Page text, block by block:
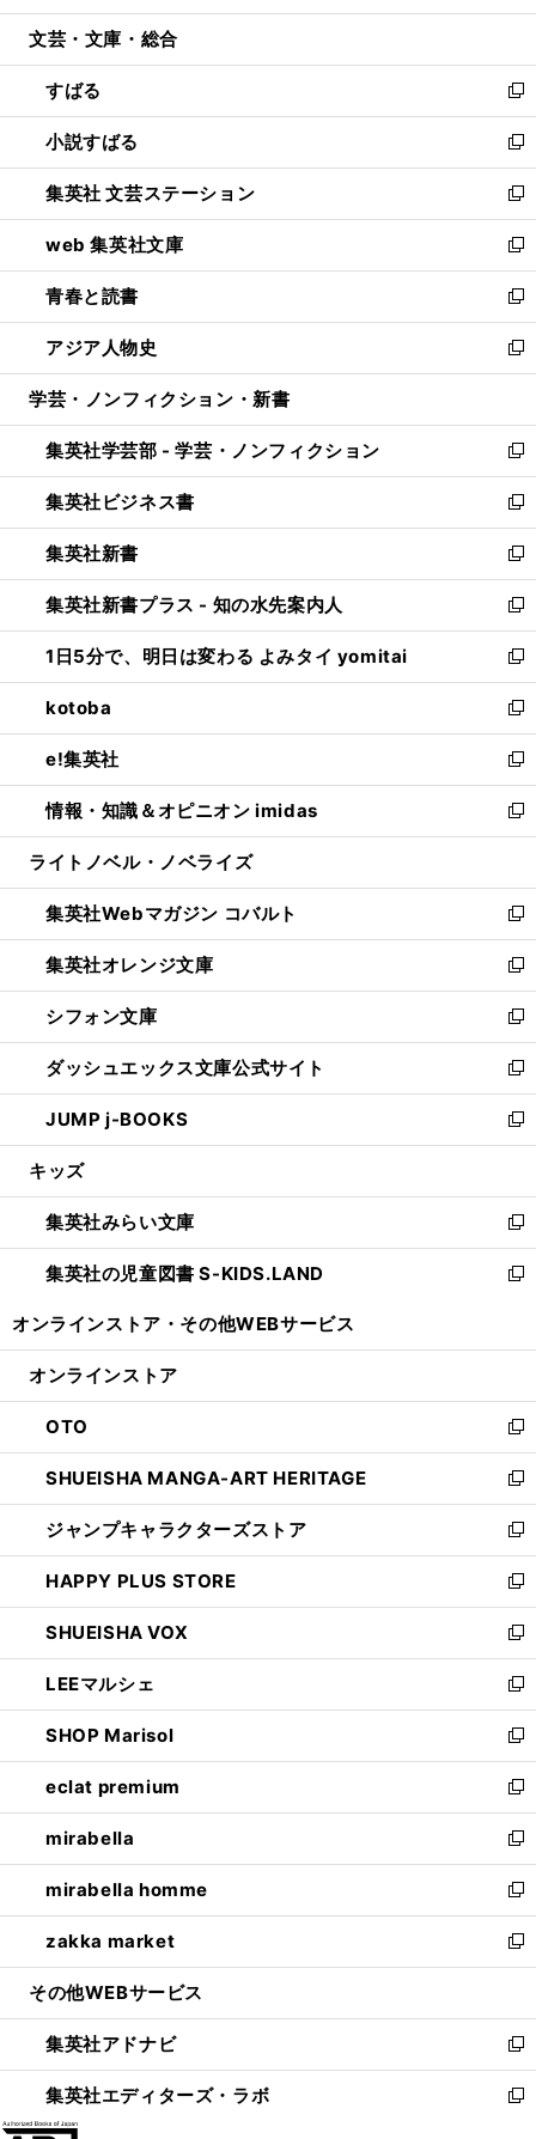
開
ウ
開
く
ン
ウ
で
開
く
ウ
ン
ド
ウ
で
開
く
文芸・文庫・総合
すばる
新
し
い
ウ
ィ
ン
ド
ウ
で
開
く
小説すばる
新
し
い
ウ
ィ
ン
ド
ウ
で
開
集英社 文芸ステーション
新
し
い
ウ
ィ
ン
ド
ウ
開
く
web 集英社文庫
新
し
い
ウ
ィ
ン
ウ
で
開
く
青春と読書
新
し
い
ウ
ン
ド
ウ
で
開
く
アジア人物史
新
し
ウ
ィ
ン
ド
ウ
で
開
く
学芸・ノンフィクション・新書
集英社学芸部 - 学芸・ノンフィクション
新
し
い
ウ
ィ
ン
ド
ウ
で
開
く
集英社ビジネス書
新
し
い
ウ
ィ
ン
ド
ウ
で
開
く
集英社新書
新
し
い
ウ
ィ
ン
ド
ウ
で
開
く
集英社新書プラス - 知の水先案内人
新
し
い
ウ
ィ
ン
ド
ウ
で
開
1日5分で、明日は変わる よみタイ yomitai
新
し
い
ウ
ィ
ン
ド
ウ
開
く
kotoba
新
し
い
ウ
ィ
ン
ウ
で
開
く
e!集英社
新
し
い
ウ
ン
ド
ウ
で
開
く
情報・知識＆オピニオン imidas
新
し
ウ
ィ
ン
ド
ウ
で
開
く
ライトノベル・ノベライズ
集英社Webマガジン コバルト
新
し
い
ウ
ィ
ン
ド
ウ
で
開
集英社オレンジ文庫
新
し
い
ウ
ィ
ン
ド
ウ
開
く
シフォン文庫
新
し
い
ウ
ィ
ン
ウ
で
開
く
ダッシュエックス文庫公式サイト
新
し
い
ウ
ン
ド
ウ
で
JUMP j-BOOKS
新
し
ウ
ィ
ン
ド
開
キッズ
集英社みらい文庫
新
し
い
ン
ウ
で
開
く
集英社の児童図書 S-KIDS.LAND
新
ウ
ン
ド
ウ
で
開
く
オンラインストア・ その他WEBサービス
オンラインストア
OTO
新
し
い
ウ
ィ
ン
ド
ウ
で
開
く
SHUEISHA MANGA-ART HERITAGE
新
し
い
ウ
ィ
ン
ド
ウ
で
開
く
ジャンプキャラクターズストア
新
し
い
ウ
ィ
ン
ド
ウ
で
開
く
HAPPY PLUS STORE
新
し
い
ウ
ィ
ン
ド
ウ
で
開
く
SHUEISHA VOX
新
し
い
ウ
ィ
ン
ド
ウ
で
開
く
LEEマルシェ
新
し
い
ウ
ィ
ン
ド
ウ
で
開
く
SHOP Marisol
新
し
い
ウ
ィ
ン
ド
ウ
で
開
eclat premium
新
し
い
ウ
ィ
ン
ド
ウ
開
く
mirabella
新
し
い
ウ
ィ
ン
ウ
で
開
く
mirabella homme
新
し
い
ウ
ン
ド
ウ
で
zakka market
新
し
ウ
ィ
ン
ド
その他WEBサービス
集英社アドナビ
新
し
い
集英社エディターズ・ラボ
新